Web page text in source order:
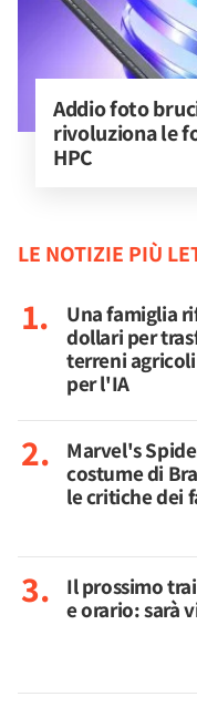
Addio foto
rivoluziona le
HPC
LE NOTIZIE PIÙ
Una famiglia
dollari per
terreni
per l'IA
Marvel's
costume di
le critiche dei
Il prossimo
e orario: sarà